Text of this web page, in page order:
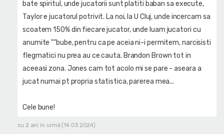
bate spiritul, unde jucatorii sunt platiti baban sa execute,
Taylor e jucatorul potrivit. La noi, la U Cluj, unde incercam sa
scoatem 150% din fiecare jucator, unde luam jucatori cu
anumite ""bube, pentru ca pe aceia ni-i permitem, narcisisti
flegmatici nu prea au ce cauta. Brandon Brown tot in
aceeasi zona. Jones cam tot acolo mi se pare - aseara a
jucat numai pt propria statistica, parerea mea...
Cele bune!
cu 2 ani în urmă (14.03.2024)